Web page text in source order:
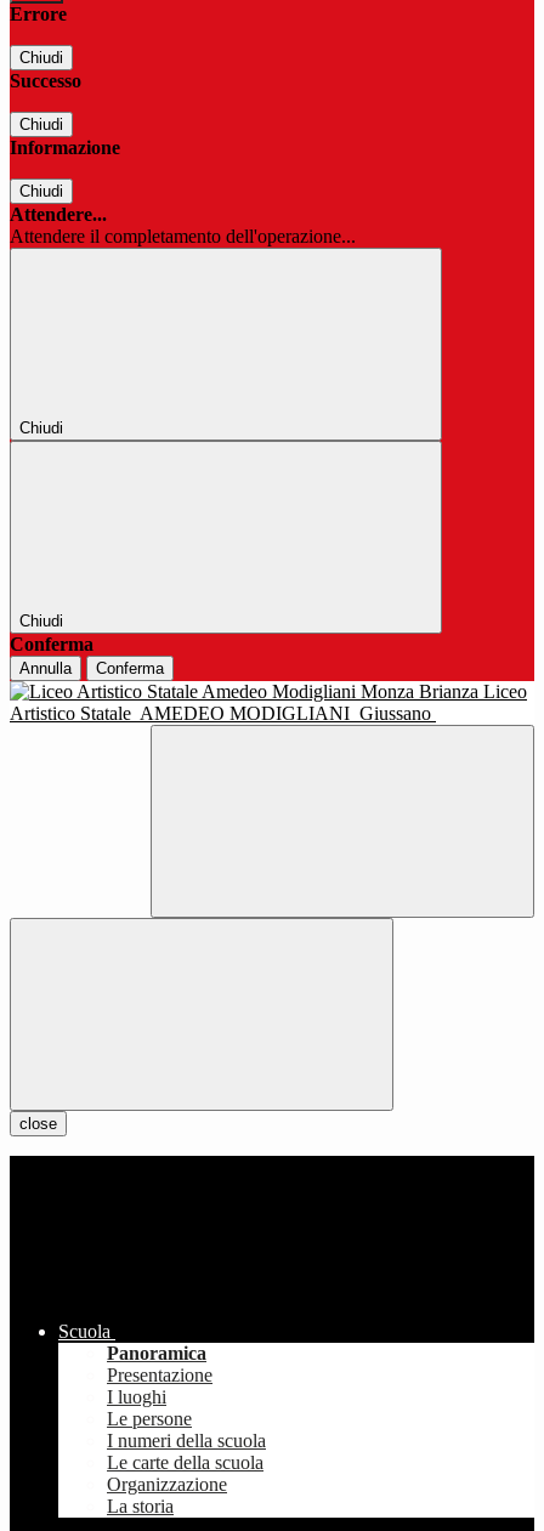
Errore
Chiudi
Successo
Chiudi
Informazione
Chiudi
Attendere...
Attendere il completamento dell'operazione...
Chiudi
Chiudi
Conferma
Annulla Conferma
Liceo
Artistico Statale AMEDEO MODIGLIANI Giussano
close
Scuola
Panoramica
Presentazione
I luoghi
Le persone
I numeri della scuola
Le carte della scuola
Organizzazione
La storia